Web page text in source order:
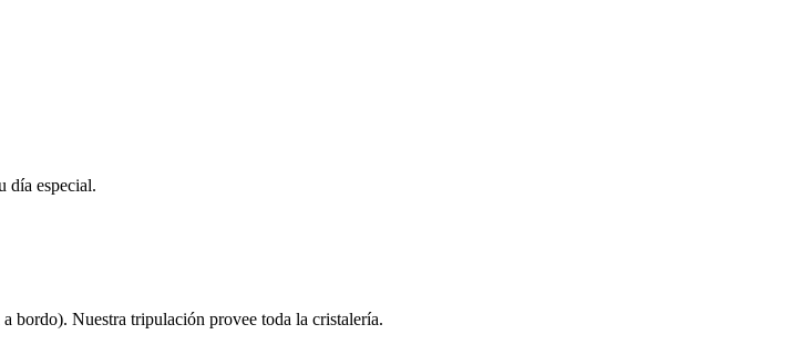
día especial.
bordo). Nuestra tripulación provee toda la cristalería.